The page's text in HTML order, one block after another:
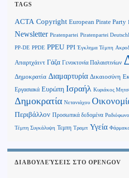
TAGS
ACTA Copyright European Pirate Party
Newsletter Piratenpartei Piratenpartei
PP-DE PPDE PPEU PPI Έγκλημα Τέμπη
Απαρτχάιντ Γάζα Γενοκτονία Παλαιστινίων
Δημοκρατία Διαμαρτυρία Δικαιοσύνη
Εργασιακά Ευρώπη Ισραήλ Κυριάκος
Δημοκρατία Νετανιάχου
Περιβάλλον Προσωπικά δεδομένα Ραδιόφωνο
Τέμπη Συγκάλυψη Τεμπη Τραμπ Υγεία
ΔΙΑΒΟΥΛΕΎΣΕΙΣ ΣΤΟ OPENGOV